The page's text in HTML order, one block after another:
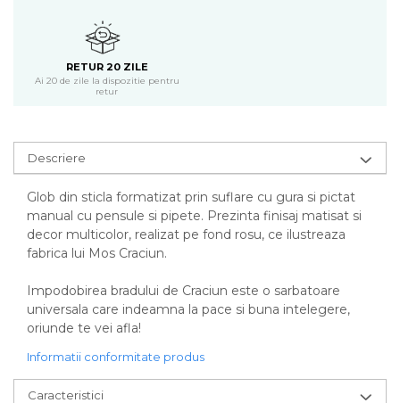
RETUR 20 ZILE
Ai 20 de zile la dispozitie pentru
retur
Descriere
Glob din sticla formatizat prin suflare cu gura si pictat
manual cu pensule si pipete. Prezinta finisaj matisat si
decor multicolor, realizat pe fond rosu, ce ilustreaza
fabrica lui Mos Craciun.
Impodobirea bradului de Craciun este o sarbatoare
universala care indeamna la pace si buna intelegere,
oriunde te vei afla!
Informatii conformitate produs
Caracteristici